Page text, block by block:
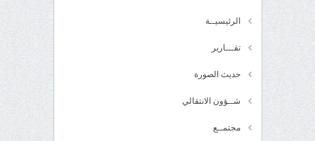
الرئيسيــة
تقـــارير
حديث الصورة
شــؤون الانتقالي
مجتمــع